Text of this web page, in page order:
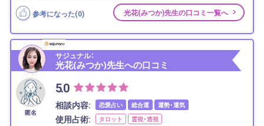
参考になった(0) 光花(みつか)先生の口コミ一覧へ
サジュナル：
光花(みつか)先生への口コミ
匿名
5.0
相談内容: 恋愛占い 総合運 運勢・運気
使用占術: タロット 霊視・透視